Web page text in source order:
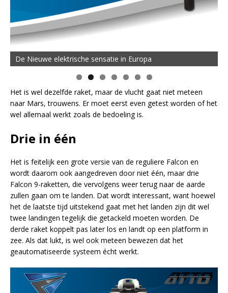
De Nieuwe elektrische sensatie in Europa
Het is wel dezelfde raket, maar de vlucht gaat niet meteen
naar Mars, trouwens. Er moet eerst even getest worden of het
wel allemaal werkt zoals de bedoeling is.
Drie in één
Het is feitelijk een grote versie van de reguliere Falcon en
wordt daarom ook aangedreven door niet één, maar drie
Falcon 9-raketten, die vervolgens weer terug naar de aarde
zullen gaan om te landen. Dat wordt interessant, want hoewel
het de laatste tijd uitstekend gaat met het landen zijn dit wel
twee landingen tegelijk die getackeld moeten worden. De
derde raket koppelt pas later los en landt op een platform in
zee. Als dat lukt, is wel ook meteen bewezen dat het
geautomatiseerde systeem écht werkt.